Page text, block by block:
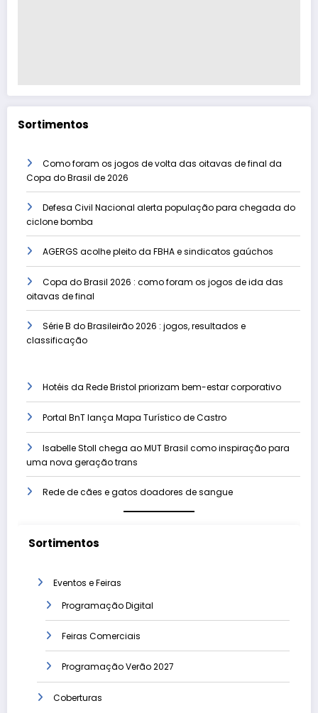
Sortimentos
Como foram os jogos de volta das oitavas de final da
Copa do Brasil de 2026
Defesa Civil Nacional alerta população para chegada do
ciclone bomba
AGERGS acolhe pleito da FBHA e sindicatos gaúchos
Copa do Brasil 2026 : como foram os jogos de ida das
oitavas de final
Série B do Brasileirão 2026 : jogos, resultados e
classificação
Hotéis da Rede Bristol priorizam bem-estar corporativo
Portal BnT lança Mapa Turístico de Castro
Isabelle Stoll chega ao MUT Brasil como inspiração para
uma nova geração trans
Rede de cães e gatos doadores de sangue
Sortimentos
Eventos e Feiras
Programação Digital
Feiras Comerciais
Programação Verão 2027
Coberturas